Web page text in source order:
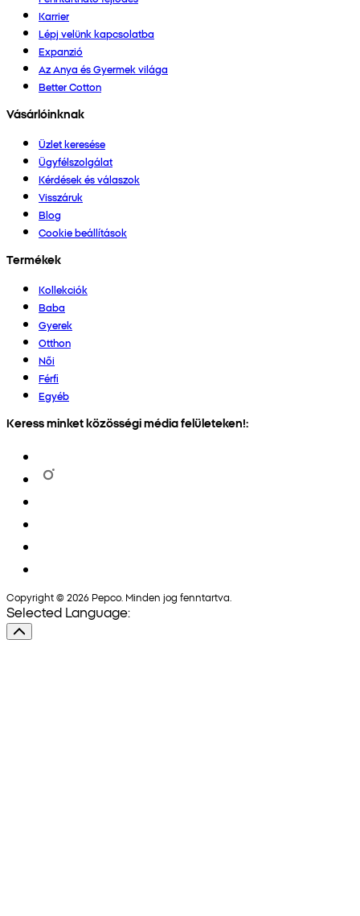
Karrier
Lépj velünk kapcsolatba
Expanzió
Az Anya és Gyermek világa
Better Cotton
Vásárlóinknak
Üzlet keresése
Ügyfélszolgálat
Kérdések és válaszok
Visszáruk
Blog
Cookie beállítások
Termékek
Kollekciók
Baba
Gyerek
Otthon
Női
Férfi
Egyéb
Keress minket közösségi média felületeken!:
Copyright © 2026 Pepco. Minden jog fenntartva.
Selected Language: